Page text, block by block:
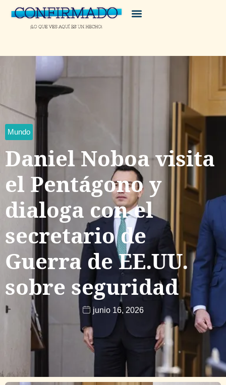
Mundo
Daniel Noboa visita
el Pentágono y
dialoga con el
secretario de
Guerra de EE.UU.
sobre seguridad
junio 16, 2026